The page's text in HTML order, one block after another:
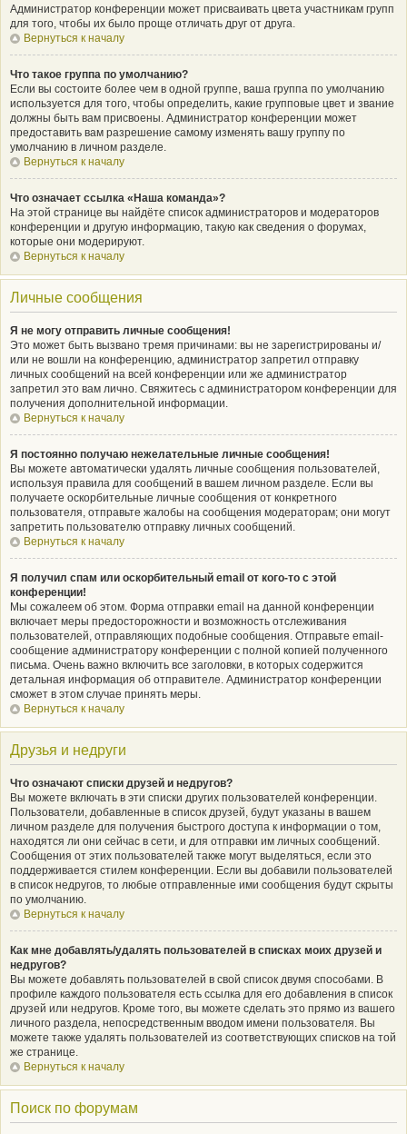
Администратор конференции может присваивать цвета участникам групп
для того, чтобы их было проще отличать друг от друга.
Вернуться к началу
Что такое группа по умолчанию?
Если вы состоите более чем в одной группе, ваша группа по умолчанию
используется для того, чтобы определить, какие групповые цвет и звание
должны быть вам присвоены. Администратор конференции может
предоставить вам разрешение самому изменять вашу группу по
умолчанию в личном разделе.
Вернуться к началу
Что означает ссылка «Наша команда»?
На этой странице вы найдёте список администраторов и модераторов
конференции и другую информацию, такую как сведения о форумах,
которые они модерируют.
Вернуться к началу
Личные сообщения
Я не могу отправить личные сообщения!
Это может быть вызвано тремя причинами: вы не зарегистрированы и/
или не вошли на конференцию, администратор запретил отправку
личных сообщений на всей конференции или же администратор
запретил это вам лично. Свяжитесь с администратором конференции для
получения дополнительной информации.
Вернуться к началу
Я постоянно получаю нежелательные личные сообщения!
Вы можете автоматически удалять личные сообщения пользователей,
используя правила для сообщений в вашем личном разделе. Если вы
получаете оскорбительные личные сообщения от конкретного
пользователя, отправьте жалобы на сообщения модераторам; они могут
запретить пользователю отправку личных сообщений.
Вернуться к началу
Я получил спам или оскорбительный email от кого-то с этой
конференции!
Мы сожалеем об этом. Форма отправки email на данной конференции
включает меры предосторожности и возможность отслеживания
пользователей, отправляющих подобные сообщения. Отправьте email-
сообщение администратору конференции с полной копией полученного
письма. Очень важно включить все заголовки, в которых содержится
детальная информация об отправителе. Администратор конференции
сможет в этом случае принять меры.
Вернуться к началу
Друзья и недруги
Что означают списки друзей и недругов?
Вы можете включать в эти списки других пользователей конференции.
Пользователи, добавленные в список друзей, будут указаны в вашем
личном разделе для получения быстрого доступа к информации о том,
находятся ли они сейчас в сети, и для отправки им личных сообщений.
Сообщения от этих пользователей также могут выделяться, если это
поддерживается стилем конференции. Если вы добавили пользователей
в список недругов, то любые отправленные ими сообщения будут скрыты
по умолчанию.
Вернуться к началу
Как мне добавлять/удалять пользователей в списках моих друзей и
недругов?
Вы можете добавлять пользователей в свой список двумя способами. В
профиле каждого пользователя есть ссылка для его добавления в список
друзей или недругов. Кроме того, вы можете сделать это прямо из вашего
личного раздела, непосредственным вводом имени пользователя. Вы
можете также удалять пользователей из соответствующих списков на той
же странице.
Вернуться к началу
Поиск по форумам